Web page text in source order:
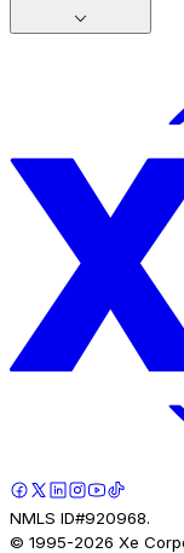
NMLS ID#920968.
© 1995-2026 Xe